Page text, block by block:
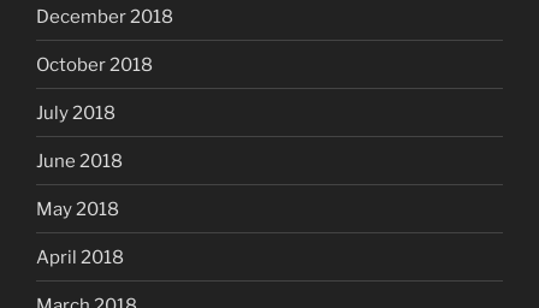
December 2018
October 2018
July 2018
June 2018
May 2018
April 2018